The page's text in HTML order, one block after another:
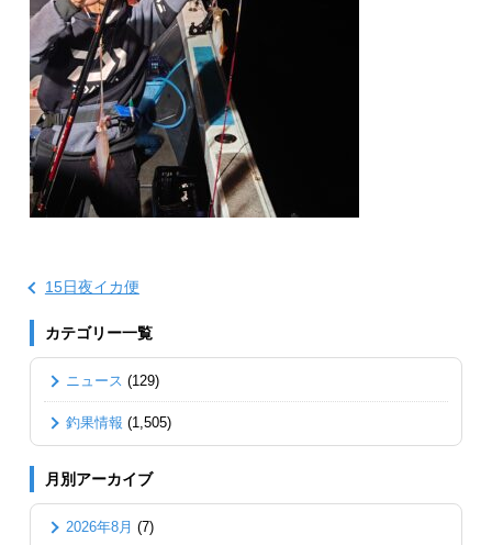
15日夜イカ便
カテゴリー一覧
ニュース (129)
釣果情報 (1,505)
月別アーカイブ
2026年8月 (7)